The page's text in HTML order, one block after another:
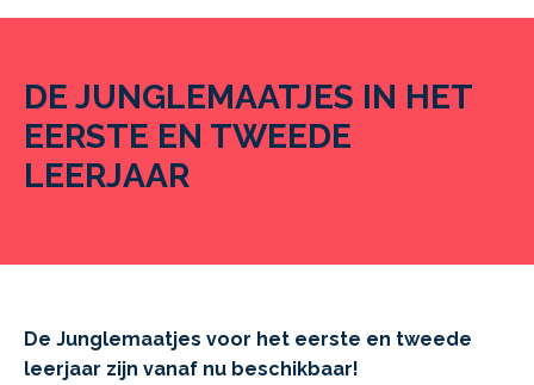
DE JUNGLEMAATJES IN HET
EERSTE EN TWEEDE
LEERJAAR
De Junglemaatjes voor het eerste en tweede
leerjaar zijn vanaf nu beschikbaar!